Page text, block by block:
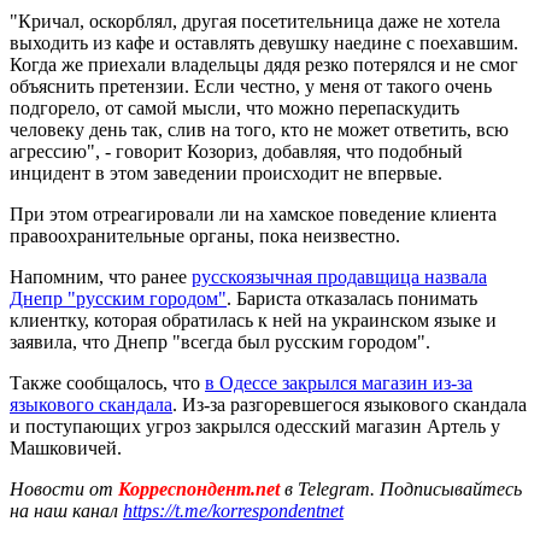
"Кричал, оскорблял, другая посетительница даже не хотела
выходить из кафе и оставлять девушку наедине с поехавшим.
Когда же приехали владельцы дядя резко потерялся и не смог
объяснить претензии. Если честно, у меня от такого очень
подгорело, от самой мысли, что можно перепаскудить
человеку день так, слив на того, кто не может ответить, всю
агрессию", - говорит Козориз, добавляя, что подобный
инцидент в этом заведении происходит не впервые.
При этом отреагировали ли на хамское поведение клиента
правоохранительные органы, пока неизвестно.
Напомним, что ранее русскоязычная продавщица назвала
Днепр "русским городом". Бариста отказалась понимать
клиентку, которая обратилась к ней на украинском языке и
заявила, что Днепр "всегда был русским городом".
Также сообщалось, что в Одессе закрылся магазин из-за
языкового скандала. Из-за разгоревшегося языкового скандала
и поступающих угроз закрылся одесский магазин Артель у
Машковичей.
Новости от Корреспондент.netв Telegram. Подписывайтесь
на наш канал https://t.me/korrespondentnet